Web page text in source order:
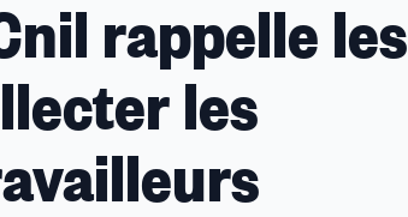
rappelle les
les